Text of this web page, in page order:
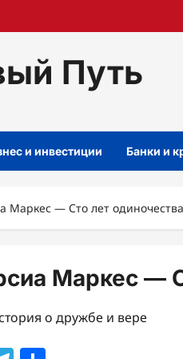
Путь
и инвестиции Банки и
Маркес — Сто лет одиночества
Маркес —
о дружбе и вере